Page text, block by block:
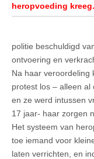
heropvoeding kreeg.
politie beschuldigd
ontvoering en
Na haar veroordeling
protest los – alleen
en ze werd intussen
17 jaar- haar zorgen
Het systeem van
toe iemand voor
laten verrichten, en